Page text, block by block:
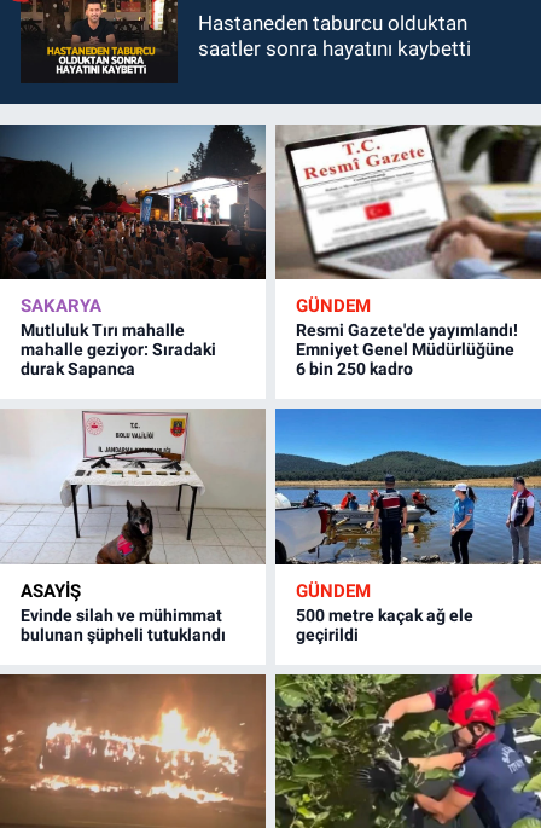
Hastaneden taburcu olduktan
saatler sonra hayatını kaybetti
SAKARYA
Mutluluk Tırı mahalle
mahalle geziyor: Sıradaki
durak Sapanca
GÜNDEM
Resmi Gazete'de yayımlandı!
Emniyet Genel Müdürlüğüne
6 bin 250 kadro
ASAYİŞ
Evinde silah ve mühimmat
bulunan şüpheli tutuklandı
GÜNDEM
500 metre kaçak ağ ele
geçirildi